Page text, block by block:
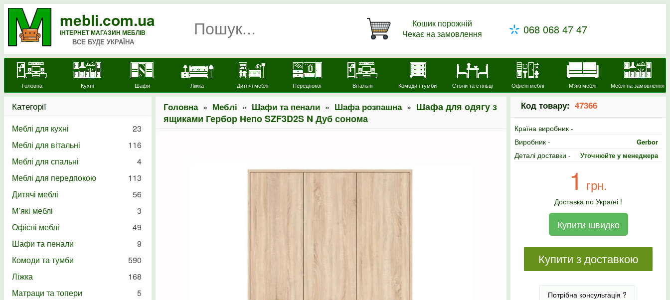
Кошик порожній
Чекає на замовлення
068 068 47 47
mebli.com.ua
ІНТЕРНЕТ МАГАЗИН МЕБЛІВ
ВСЕ БУДЕ УКРАЇНА
Головна Кухні Шафи Ліжка Дитячі меблі Передпокої Вітальні Комоди і тумби Столи та стільці Офісні меблі М'які меблі Меблі на замовлення
Головна» Меблі » Шафи та пенали » Шафа розпашна» Шафа для одягу з
ящиками Гербор Непо SZF3D2S N Дуб сонома
Код товару: 47366
Країна виробник -
Виробник -
Gerbor
Деталі доставки - Уточнюйте у менеджера
1 грн.
Доставка по Україні !
Купити швидко
Купити з доставкою
Потрібна консультація ?
Категорії
Меблі для кухні
23
Меблі для вітальні
116
Меблі для спальні
4
Меблі для передпокою
113
Дитячі меблі
56
М’які меблі
3
Офісні меблі
49
Шафи та пенали
9
Комоди та тумби
590
Ліжка
168
Матраци та топери
5